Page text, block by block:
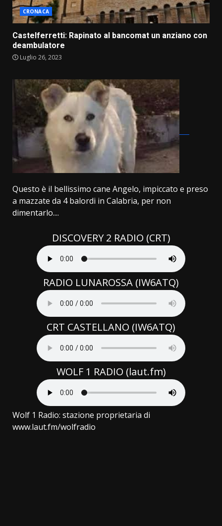
CRONACA
Castelferretti: Rapinato al bancomat un anziano con
deambulatore
Luglio 26, 2023
Questo è il bellissimo cane Angelo, impiccato e preso
a mazzate da 4 balordi in Calabria, per non
dimentarlo....
DISCOVERY 2 RADIO (CRT)
RADIO LUNAROSSA (IW6ATQ)
CRT CASTELLANO (IW6ATQ)
WOLF 1 RADIO (laut.fm)
Wolf 1 Radio: stazione proprietaria di
www.laut.fm/wolfradio